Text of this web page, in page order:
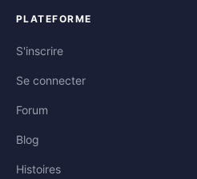
PLATEFORME
S'inscrire
Se connecter
Forum
Blog
Histoires